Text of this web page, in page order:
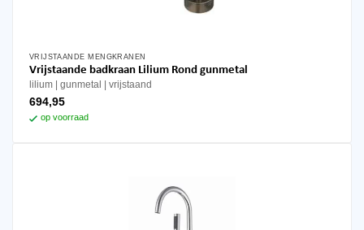
VRIJSTAANDE MENGKRANEN
Vrijstaande badkraan Lilium Rond gunmetal
lilium gunmetal vrijstaand
694,95
op voorraad